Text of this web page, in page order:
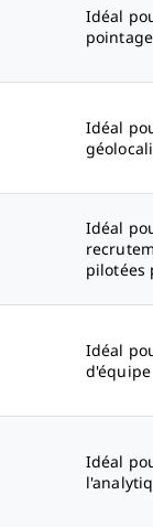
Idéal
Idéal
Idéal
pilotées
Idéal
d'équipe
Idéal